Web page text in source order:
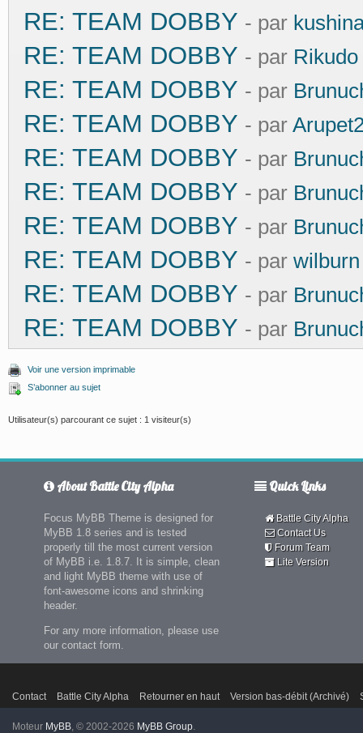
RE: TEAM DOBBY - par
RE: TEAM DOBBY - par
RE: TEAM DOBBY - par
RE: TEAM DOBBY - par
RE: TEAM DOBBY - par
RE: TEAM DOBBY - par
RE: TEAM DOBBY - par
RE: TEAM DOBBY - par wilburn
RE: TEAM DOBBY - par
RE: TEAM DOBBY - par
Voir une version imprimable
S’abonner au sujet
Utilisateur(s) parcourant ce sujet : 1 visiteur(s)
About Battle City Alpha
Focus MyBB Theme is designed for
MyBB 1.8 series and is tested
properly till the most current version
of MyBB i.e. 1.8.7. It is simple, clean
and light MyBB theme with use of
font-awesome icons and shrinking
header.
For any more information, please use
our contact form.
Quick Links
Battle City Alpha
Contact Us
Forum Team
Lite Version
Contact Battle City Alpha Retourner en haut Version bas-débit (Archivé)
Moteur MyBB, © 2002-2026 MyBB Group.